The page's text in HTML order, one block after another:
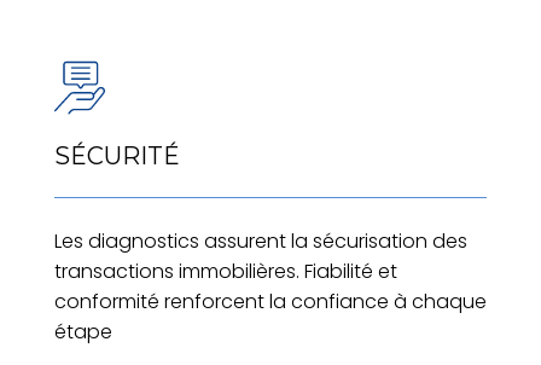
SÉCURITÉ
Les diagnostics assurent la sécurisation des
transactions immobilières. Fiabilité et
conformité renforcent la confiance à chaque
étape